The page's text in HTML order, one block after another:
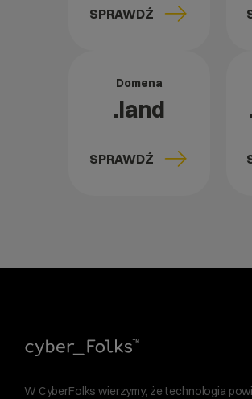
SPRAWDŹ
Domena
.land
SPRAWDŹ
W CyberFolks wierzymy, że technologia